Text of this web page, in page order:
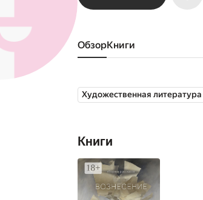
Обзор книги
Художественная литература
Книги